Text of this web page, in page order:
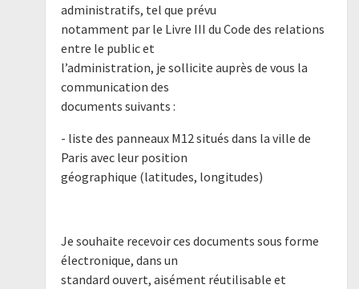
administratifs, tel que prévu
notamment par le Livre III du Code des relations
entre le public et
l’administration, je sollicite auprès de vous la
communication des
documents suivants :
- liste des panneaux M12 situés dans la ville de
Paris avec leur position
géographique (latitudes, longitudes)
Je souhaite recevoir ces documents sous forme
électronique, dans un
standard ouvert, aisément réutilisable et